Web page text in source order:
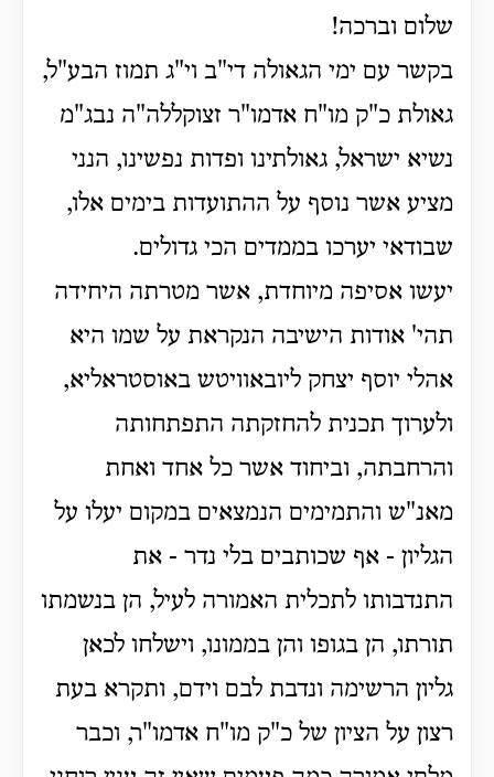
שלום וברכה!
בקשר עם ימי הגאולה די"ב וי"ג תמוז הבע"ל,
גאולת כ"ק מו"ח אדמו"ר זצוקללה"ה נבג"מ
נשיא ישראל, גאולתינו ופדות נפשינו, הנני
מציע אשר נוסף על ההתועדות בימים אלו,
שבודאי יערכו בממדים הכי גדולים.
יעשו אסיפה מיוחדת, אשר מטרתה היחידה
תהי' אודות הישיבה הנקראת על שמו היא
אהלי יוסף יצחק ליובאוויטש באוסטראליא,
ולערוך תכנית להחזקתה התפתחותה
והרחבתה, וביחוד אשר כל אחד ואחת
מאנ"ש והתמימים הנמצאים במקום יעלו על
הגליון - אף שכותבים בלי נדר - את
התנדבותו לתכלית האמורה לעיל, הן בנשמתו
תורתו, הן בגופו והן בממונו, וישלחו לכאן
גליון הרשימה ונדבת לבם וידם, ותקרא בעת
רצון על הציון של כ"ק מו"ח אדמו"ר, וכבר